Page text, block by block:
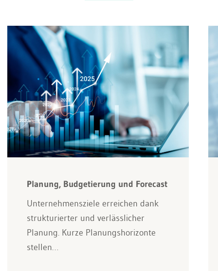
Planung, Budgetierung und Forecast
Unternehmensziele erreichen dank
strukturierter und verlässlicher
Planung. Kurze Planungshorizonte
stellen…